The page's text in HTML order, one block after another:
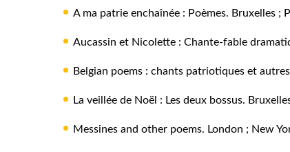
A ma patrie enchaînée : Poèmes. Bruxelles ;
Aucassin et Nicolette : Chante-fable
Belgian poems : chants patriotiques et
La veillée de Noël : Les deux bossus.
Messines and other poems. London ; New